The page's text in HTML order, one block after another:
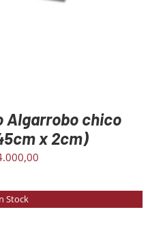
Algarrobo chico
x 2cm)
Stock